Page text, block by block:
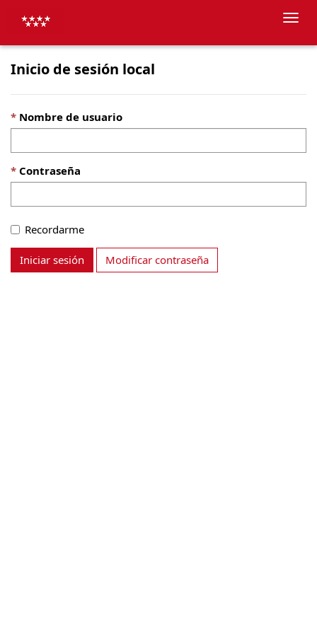
Inicio de sesión local
Nombre de usuario
Contraseña
Recordarme
Iniciar sesión Modificar contraseña